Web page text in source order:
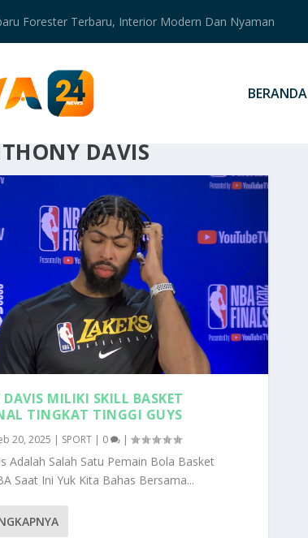
Forester Terbaru, Interior Modern Dan Nyaman
BERANDA
DAVIS
MILIKI SKILL BASKET
TINGKAT TINGGI GUYS
20, 2025 | SPORT | 0 |
Adalah Salah Satu Pemain Bola Basket
Saat Ini Yuk Kita Bahas Bersama...